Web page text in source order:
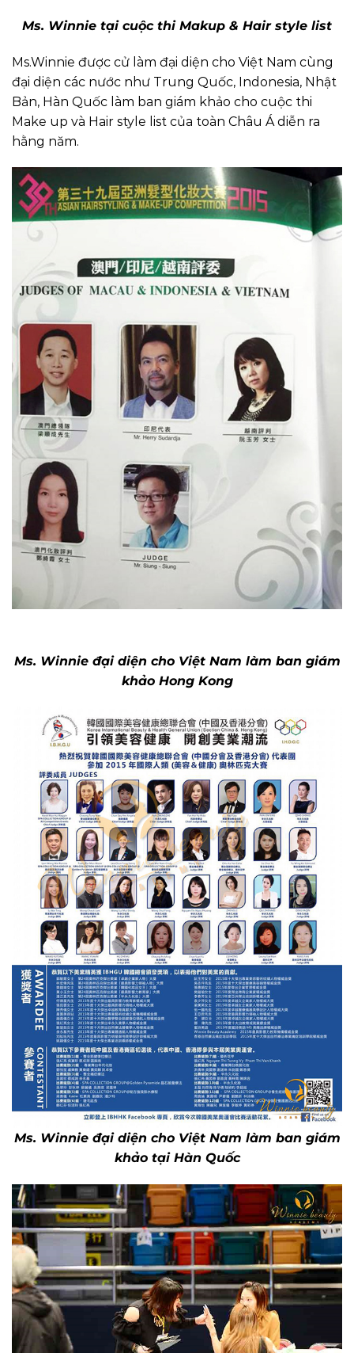
Ms. Winnie tại cuộc thi Makup & Hair style list
Ms.Winnie được cử làm đại diện cho Việt Nam cùng
đại diện các nước như Trung Quốc, Indonesia, Nhật
Bản, Hàn Quốc làm ban giám khảo cho cuộc thi
Make up và Hair style list của toàn Châu Á diễn ra
hằng năm.
Ms. Winnie đại diện cho Việt Nam làm ban giám
khảo Hong Kong
Ms. Winnie đại diện cho Việt Nam làm ban giám
khảo tại Hàn Quốc